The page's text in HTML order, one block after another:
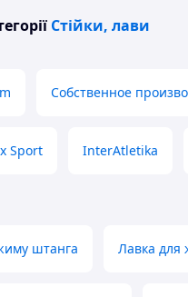
Стійки, лави
Собственное
Sport InterAtletika
штанга Лавка для